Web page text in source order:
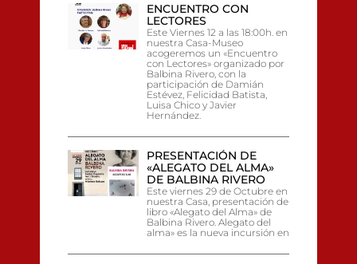
ENCUENTRO CON
LECTORES
Este Viernes 12 a las 18:00h. en
nuestra Casa-Museo
acogeremos un «Encuentro
con Lectores» organizado por
Balbina Rivero, con la
participación de Damián
Estévez, Felicidad Batista,
Luisa Chico y Javier
Hernández.
PRESENTACIÓN DE
«ALEGATO DEL ALMA»
DE BALBINA RIVERO
Este viernes 29 de Octubre en
nuestra Casa, presentación de
libro «Alegato del Alma» de
Balbina Rivero. Alegato del
alma» es la nueva incursión en